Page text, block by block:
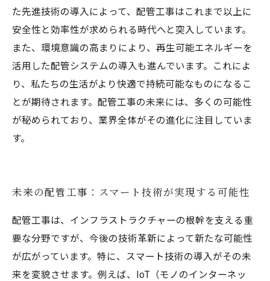
た先進技術の導入によって、配管工事はこれまで以上に
安全性と効率性が求められる時代へと突入しています。
また、環境意識の高まりにより、再生可能エネルギーを
活用した配管システムの導入も進んでいます。これによ
り、私たちの生活がより快適で持続可能なものになるこ
とが期待されます。配管工事の未来には、多くの可能性
が秘められており、業界全体がその進化に注目していま
す。
未来の配管工事：スマート技術が実現する可能性
配管工事は、インフラストラクチャーの根幹を支える重
要な分野ですが、今後の技術革新によって新たな可能性
が広がっています。特に、スマート技術の導入がその未
来を変貌させます。例えば、IoT（モノのインターネッ